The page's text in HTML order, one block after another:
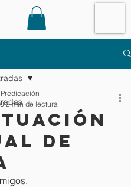
de
2 min de lectura